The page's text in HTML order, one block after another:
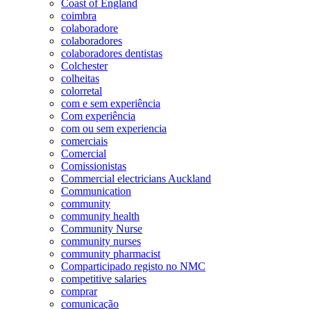
Coast of England
coimbra
colaboradore
colaboradores
colaboradores dentistas
Colchester
colheitas
colorretal
com e sem experiência
Com experiência
com ou sem experiencia
comerciais
Comercial
Comissionistas
Commercial electricians Auckland
Communication
community
community health
Community Nurse
community nurses
community pharmacist
Comparticipado registo no NMC
competitive salaries
comprar
comunicação